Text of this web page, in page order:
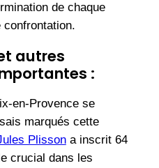
de chaque
autres
:
en-Provence se
marqués cette
Plissona inscrit 64
crucial dans les